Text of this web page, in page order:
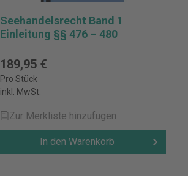
Seehandelsrecht Band 1
Einleitung §§ 476 – 480
189,95 €
Pro Stück
inkl. MwSt.
Zur Merkliste hinzufügen
In den Warenkorb